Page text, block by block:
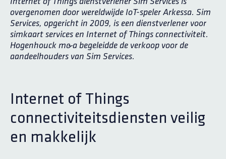
overgenomen door wereldwijde IoT-speler Arkessa. Sim
Services, opgericht in 2009, is een dienstverlener voor
simkaart services en Internet of Things connectiviteit.
Hogenhouck m&a begeleidde de verkoop voor de
aandeelhouders van Sim Services.
Internet of Things
connectiviteitsdiensten veilig
en makkelijk